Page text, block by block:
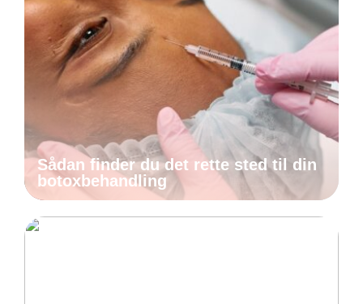
Sådan finder du det rette sted til din
botoxbehandling